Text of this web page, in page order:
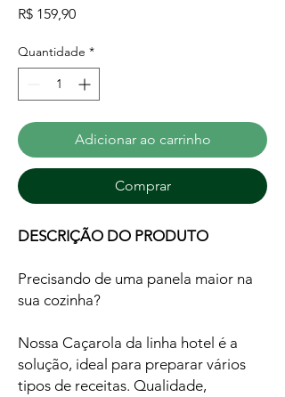
R$ 159,90Preço
Quantidade *
Adicionar ao carrinho
Comprar
DESCRIÇÃO DO PRODUTO
Precisando de uma panela maior na
sua cozinha?
Nossa Caçarola da linha hotel é a
solução, ideal para preparar vários
tipos de receitas. Qualidade,